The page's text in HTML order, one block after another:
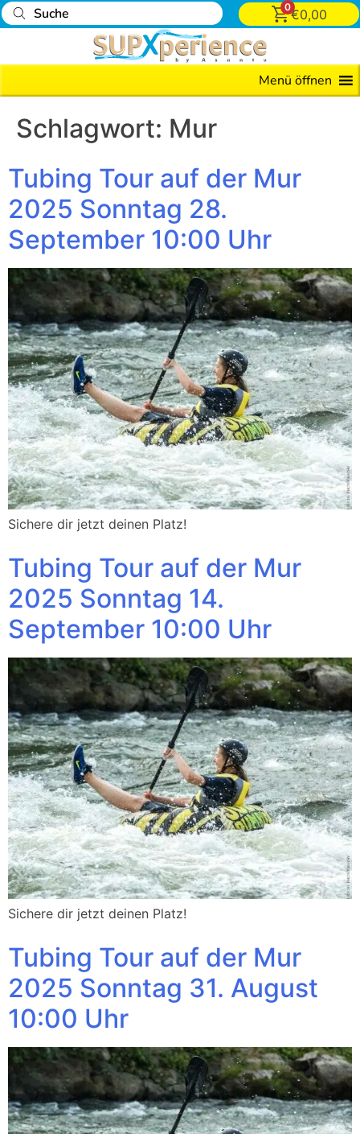
0€0,00
Menü öffnen
Schlagwort: Mur
Tubing Tour auf der Mur
2025 Sonntag 28.
September 10:00 Uhr
Sichere dir jetzt deinen Platz!
Tubing Tour auf der Mur
2025 Sonntag 14.
September 10:00 Uhr
Sichere dir jetzt deinen Platz!
Tubing Tour auf der Mur
2025 Sonntag 31. August
10:00 Uhr